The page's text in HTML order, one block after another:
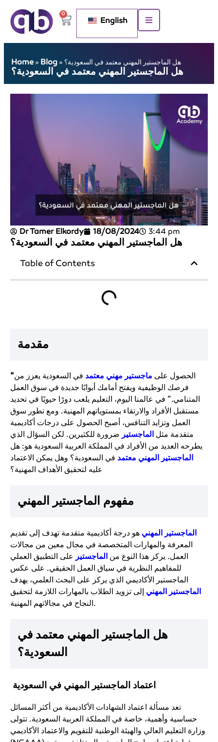
0
English
Home » Blog » هل الماجستير المهني معتمد في السعودية؟
هل الماجستير المهني معتمد في السعودية؟
Dr Tamer Elkordy 18/08/2024 3:44 pm
هل الماجستير المهني معتمد في السعودية؟
Table of Contents
مقدمة
“ الحصول على ماجستير مهني معتمد في السعودية يعزز من
فرصك الوظيفية ويفتح أمامك أبوابًا جديدة في سوق العمل
المتنامي.” في عالمنا اليوم، التعليم يلعب دورًا حيويًا في تحديد
مستقبل الأفراد والارتقاء بمستوياتهم المهنية. ومع تطور سوق
العمل وتزايد التنافس، أصبح الحصول على درجات أكاديمية
متقدمة مثل الماجستير ضرورة للكثيرين. لكن السؤال الذي
يطرحه العديد من الأفراد في المملكة العربية السعودية هو: هل
الماجستير المهني معتمد في السعودية؟ وهل يمكن الاعتماد
عليه لتحقيق الأهداف المهنية؟
مفهوم الماجستير المهني
الماجستير المهني هو درجة أكاديمية متقدمة تهدف إلى تقديم
المعرفة والمهارات المتخصصة في مجال معين من مجالات
العمل. يركز هذا النوع من الماجستير على التطبيق العملي
للمفاهيم النظرية في سياق العمل الحقيقي. على عكس
الماجستير الأكاديمي الذي يركز على البحث العلمي، يهدف
الماجستير المهني إلى تزويد الطلاب بالمهارات اللازمة لتحقيق
النجاح في مجالاتهم المهنية.
هل الماجستير المهني معتمد في
السعودية؟
اعتماد الماجستير المهني في السعودية
تعد مسألة اعتماد الشهادات الأكاديمية من أكثر المسائل
حساسية وأهمية، خاصة في المملكة العربية السعودية. تتولى
وزارة التعليم العالي والهيئة الوطنية للتقويم والاعتماد الأكاديمي